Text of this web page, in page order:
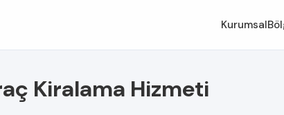
Kurumsal
Kiralama Hizmeti